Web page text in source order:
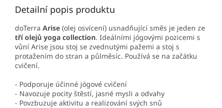
Detailní popis produktu
doTerra Arise (olej osvícení) usnadňující směs je jeden ze
tří olejů yoga collection. Ideálními jógovými pozicemi s
vůní Arise jsou stoj se zvednutými pažemi a stoj s
protažením do stran a půlměsíc. Používá se na začátku
cvičení.
- Podporuje účinné jógové cvičení
- Navozuje pocity štěstí, jasné mysli a odvahy
- Povzbuzuje aktivitu a realizování svých snů